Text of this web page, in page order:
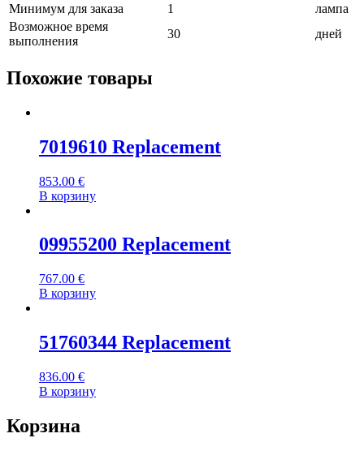
Минимум для заказа
1
лампа
Возможное время
выполнения
30 дней
Похожие товары
7019610 Replacement
853.00 €
В корзину
09955200 Replacement
767.00 €
В корзину
51760344 Replacement
836.00 €
В корзину
Корзина